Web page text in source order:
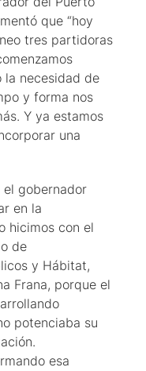
que “hoy
tres partidoras
la necesidad de
y forma nos
Y ya estamos
una
el gobernador
en la
hicimos con el
de
y Hábitat,
Frana, porque el
potenciaba su
esa